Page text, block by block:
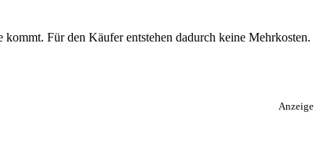
Für den Käufer entstehen dadurch keine Mehrkosten.
Anzeige